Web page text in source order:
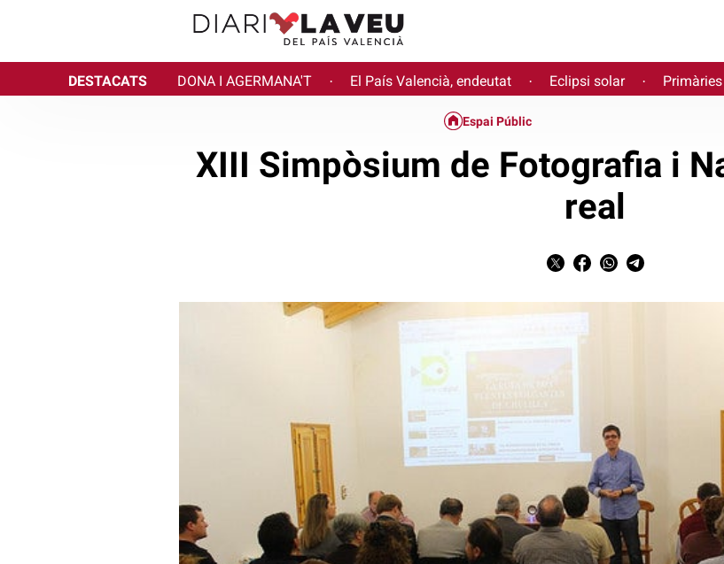
DESTACATS DONA I AGERMANA'T · El País Valencià, endeutat · Eclipsi solar ·
Espai Públic
XIII Simpòsium de Fotografia i
real